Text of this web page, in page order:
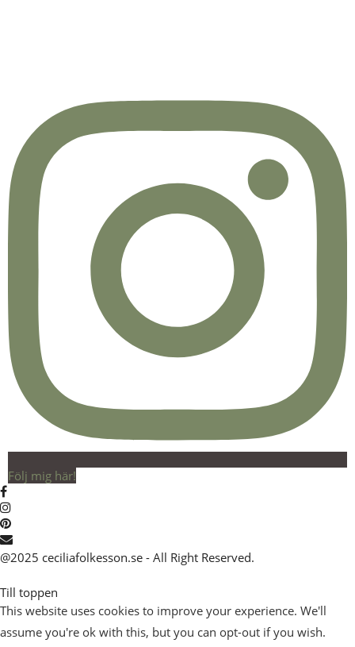
Följ mig här!
@2025 ceciliafolkesson.se - All Right Reserved.
Till toppen
This website uses cookies to improve your experience. We'll
assume you're ok with this, but you can opt-out if you wish.